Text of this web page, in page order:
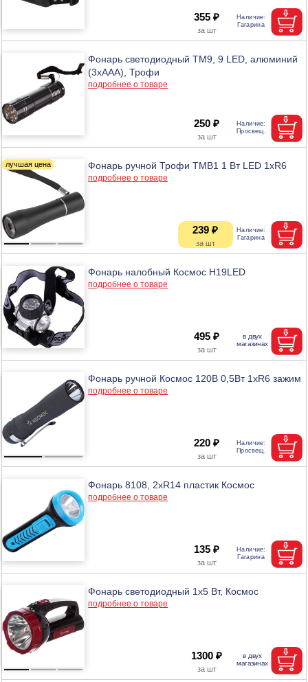
355 ₽
Фонарь светодиодный TM9, 9 LED, алюминий
(3хААА), Трофи
подробнее о товаре
250 ₽
Фонарь ручной Трофи TMB1 1 Вт LED 1хR6
подробнее о товаре
239 ₽
Фонарь налобный Космос Н19LED
подробнее о товаре
495 ₽
Фонарь ручной Космос 120B 0,5Вт 1xR6 зажим
подробнее о товаре
220 ₽
Фонарь 8108, 2хR14 пластик Космос
подробнее о товаре
135 ₽
Фонарь светодиодный 1х5 Вт, Космос
подробнее о товаре
1300 ₽